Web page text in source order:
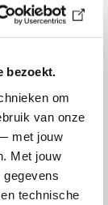
bezoekt.
om
van onze
met jouw
Met jouw
technische
uit het
hadden
zorg voor